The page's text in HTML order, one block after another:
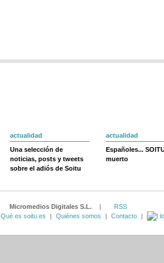
actualidad
Una selección de
noticias, posts y tweets
sobre el adiós de Soitu
actualidad
Españoles...
muerto
Micromedios Digitales S.L. |
RSS
Qué es soitu.es
| Quiénes somos | Contacto |